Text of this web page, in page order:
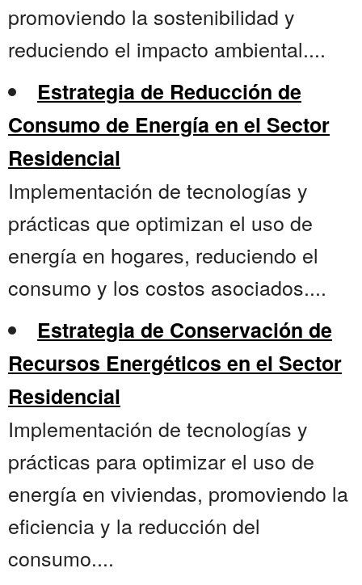
promoviendo la sostenibilidad y
reduciendo el impacto ambiental....
Estrategia de Reducción de
Consumo de Energía en el Sector
Residencial
Implementación de tecnologías y
prácticas que optimizan el uso de
energía en hogares, reduciendo el
consumo y los costos asociados....
Estrategia de Conservación de
Recursos Energéticos en el Sector
Residencial
Implementación de tecnologías y
prácticas para optimizar el uso de
energía en viviendas, promoviendo la
eficiencia y la reducción del
consumo....